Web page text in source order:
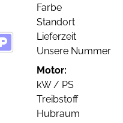
Farbe
Standort
Lieferzeit
Unsere Nummer
Motor:
kW / PS
Treibstoff
Hubraum